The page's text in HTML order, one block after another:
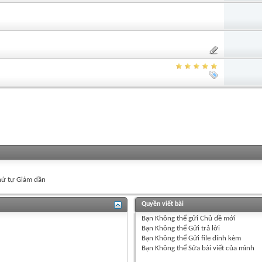
tự Giảm dần
Quyền viết bài
Bạn Không thểgửi Chủ đề mới
Bạn Không thểGửi trả lời
Bạn Không thểGửi file đính kèm
Bạn Không thểSửa bài viết của mình